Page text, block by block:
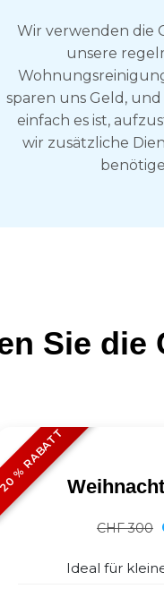
Wir verwenden die
unsere
sparen uns Geld, und
einfach es ist,
wir zusätzliche
Sie die
RABATT
CHF 300
Ideal für